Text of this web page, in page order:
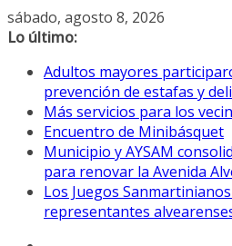
Saltar
al
sábado, agosto 8, 2026
Lo último:
Adultos mayores
prevención de estafas y
Más servicios para los
Encuentro de Minibásquet
Municipio y AYSAM
para renovar la Avenida
Los Juegos
representantes